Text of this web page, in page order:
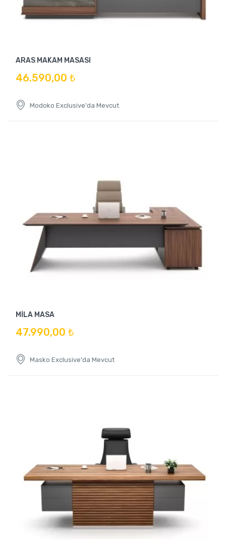
ARAS MAKAM MASASI
46.590,00 ₺
Modoko Exclusive'da Mevcut
MİLA MASA
47.990,00 ₺
Masko Exclusive'da Mevcut